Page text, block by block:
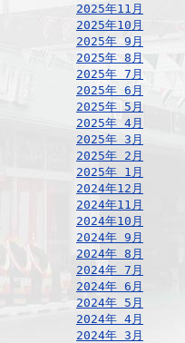
2025年11月
2025年10月
2025年 9月
2025年 8月
2025年 7月
2025年 6月
2025年 5月
2025年 4月
2025年 3月
2025年 2月
2025年 1月
2024年12月
2024年11月
2024年10月
2024年 9月
2024年 8月
2024年 7月
2024年 6月
2024年 5月
2024年 4月
2024年 3月